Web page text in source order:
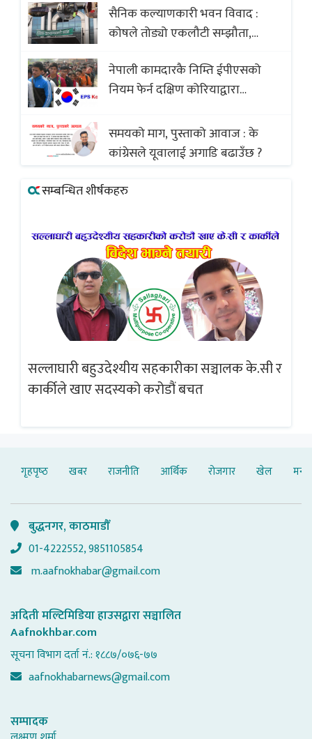
सैनिक कल्याणकारी भवन विवाद :
कोषले तोड्यो एकलौटी सम्झौता,
(भिडियो)
नेपाली कामदारकै निम्ति ईपीएसको
नियम फेर्न दक्षिण कोरियाद्वारा
समयको माग, पुस्ताको आवाज : के
कांग्रेसले यूवालाई अगाडि बढाउँछ ?
सम्बन्धित शीर्षकहरु
सल्लाघारी बहुउदेश्यीय सहकारीका सञ्चालक के.सी र
कार्कीले खाए सदस्यको करोडौं बचत
गृहपृष्‍ठ खबर राजनीति आर्थिक रोजगार खेल
बुद्धनगर, काठमाडौँ
01-4222552, 9851105854
m.aafnokhabar@gmail.com
अदिती मल्टिमिडिया हाउसद्वारा सञ्चालित
Aafnokhbar.com
सूचना विभाग दर्ता नं.: १८८७/०७६-७७
aafnokhabarnews@gmail.com
सम्पादक